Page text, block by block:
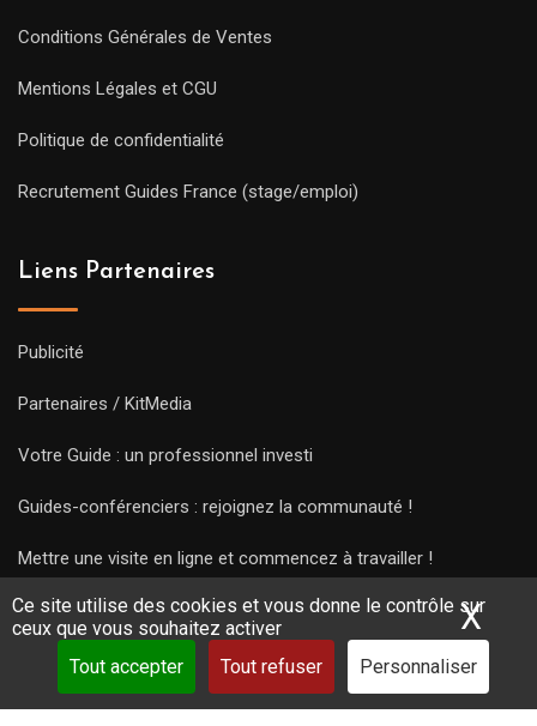
Ce site utilise des cookies et vous donne le contrôle sur
ceux que vous souhaitez activer
Tout accepter
Tout refuser Personnaliser
X
Conditions Générales de Ventes
Mentions Légales et CGU
Politique de confidentialité
Recrutement Guides France (stage/emploi)
Liens Partenaires
Publicité
Partenaires / KitMedia
Votre Guide : un professionnel investi
Guides-conférenciers : rejoignez la communauté !
Mettre une visite en ligne et commencez à travailler !